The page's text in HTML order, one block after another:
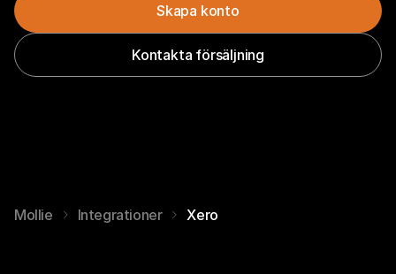
Skapa konto
Kontakta försäljning
Mollie Integrationer Xero